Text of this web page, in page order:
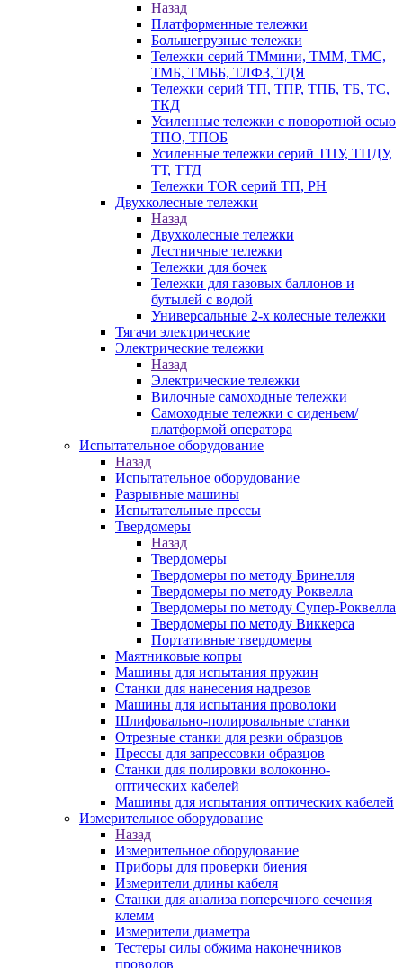
Назад
Платформенные тележки
Большегрузные тележки
Тележки серий ТМмини, ТММ, ТМС,
ТМБ, ТМББ, ТЛФЗ, ТДЯ
Тележки серий ТП, ТПР, ТПБ, ТБ, ТС,
ТКД
Усиленные тележки с поворотной осью
ТПО, ТПОБ
Усиленные тележки серий ТПУ, ТПДУ,
ТТ, ТТД
Тележки TOR серий ТП, PH
Двухколесные тележки
Назад
Двухколесные тележки
Лестничные тележки
Тележки для бочек
Тележки для газовых баллонов и
бутылей с водой
Универсальные 2-х колесные тележки
Тягачи электрические
Электрические тележки
Назад
Электрические тележки
Вилочные самоходные тележки
Самоходные тележки с сиденьем/
платформой оператора
Испытательное оборудование
Назад
Испытательное оборудование
Разрывные машины
Испытательные прессы
Твердомеры
Назад
Твердомеры
Твердомеры по методу Бринелля
Твердомеры по методу Роквелла
Твердомеры по методу Супер-Роквелла
Твердомеры по методу Виккерса
Портативные твердомеры
Маятниковые копры
Машины для испытания пружин
Станки для нанесения надрезов
Машины для испытания проволоки
Шлифовально-полировальные станки
Отрезные станки для резки образцов
Прессы для запрессовки образцов
Станки для полировки волоконно-
оптических кабелей
Машины для испытания оптических кабелей
Измерительное оборудование
Назад
Измерительное оборудование
Приборы для проверки биения
Измерители длины кабеля
Станки для анализа поперечного сечения
клемм
Измерители диаметра
Тестеры силы обжима наконечников
проводов